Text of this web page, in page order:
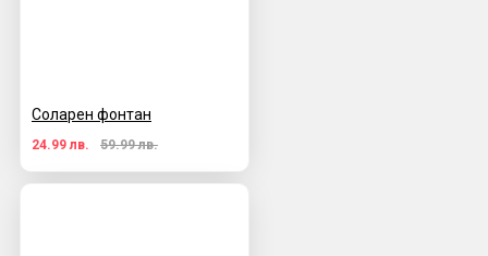
Соларен фонтан
24.99 лв. 59.99 лв.